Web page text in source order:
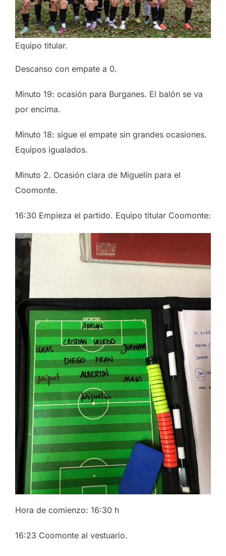
Equipo titular.
Descanso con empate a 0.
Minuto 19: ocasión para Burganes. El balón se va
por encima.
Minuto 18: sigue el empate sin grandes ocasiones.
Equipos igualados.
Minuto 2. Ocasión clara de Miguelín para el
Coomonte.
16:30 Empieza el partido. Equipo titular Coomonte:
Hora de comienzo: 16:30 h
16:23 Coomonte al vestuario.